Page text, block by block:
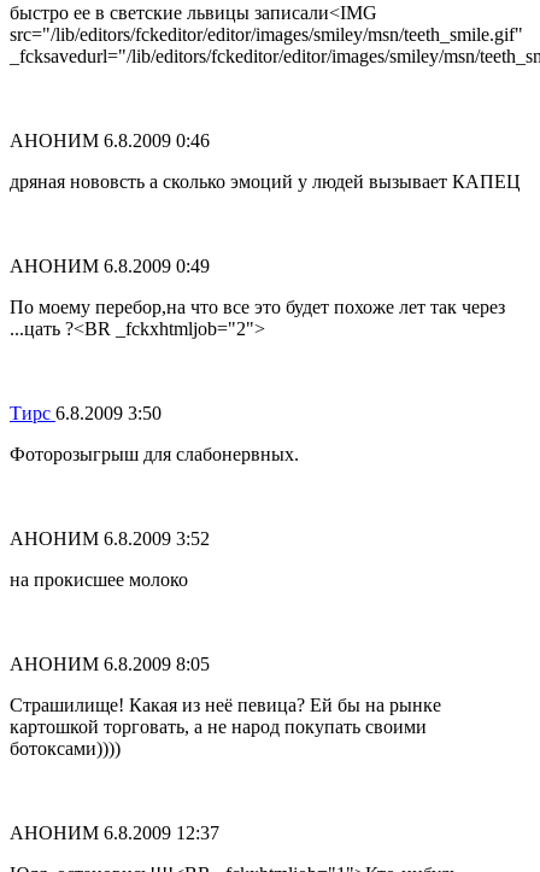
быстро ее в светские львицы записали<IMG
src="/lib/editors/fckeditor/editor/images/smiley/msn/teeth_smile.gif"
_fcksavedurl="/lib/editors/fckeditor/editor/images/smiley/msn/
АНОНИМ 6.8.2009 0:46
дряная нововсть а сколько эмоций у людей вызывает КАПЕЦ
АНОНИМ 6.8.2009 0:49
По моему перебор,на что все это будет похоже лет так через
...цать ?<BR _fckxhtmljob="2">
Тирс 6.8.2009 3:50
Фоторозыгрыш для слабонервных.
АНОНИМ 6.8.2009 3:52
на прокисшее молоко
АНОНИМ 6.8.2009 8:05
Страшилище! Какая из неё певица? Ей бы на рынке
картошкой торговать, а не народ покупать своими
ботоксами))))
АНОНИМ 6.8.2009 12:37